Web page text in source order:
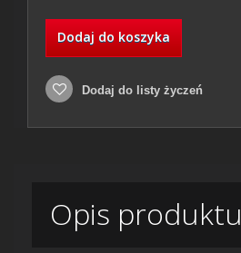
Dodaj do koszyka
Dodaj do listy życzeń
Opis produktu